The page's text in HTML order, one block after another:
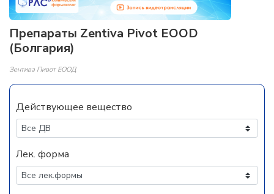
Препараты Zentiva Pivot EOOD
(Болгария)
Зентива Пивот ЕООД
Действующее вещество
Лек. форма